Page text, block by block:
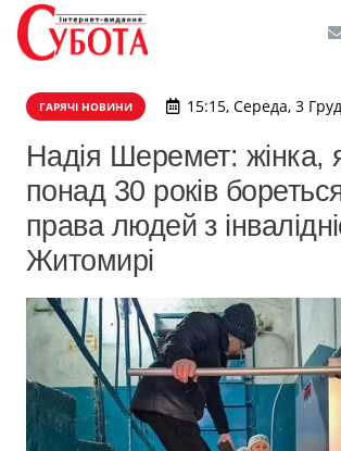
ГАРЯЧІ НОВИНИ 15:15, Середа, 3
Надія Шеремет: жінка,
понад 30 років
права людей з
Житомирі